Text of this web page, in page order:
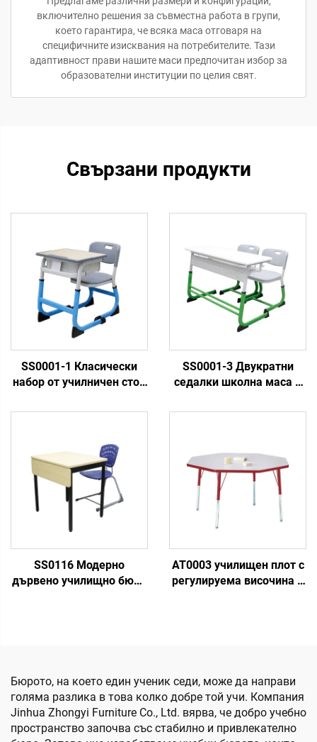
включително решения за съвместна работа в групи,
което гарантира, че всяка маса отговаря на
специфичните изисквания на потребителите. Тази
адаптивност прави нашите маси предпочитан избор за
образователни институции по целия свят.
Свързани продукти
SS0001-1 Класически
набор от училничен стол
SS0001-3 Двукратни
седалки школна маса и
SS0116 Модерно
дървено училищно бюро
AT0003 училищен плот с
регулируема височина и
Бюрото, на което един ученик седи, може да направи
голяма разлика в това колко добре той учи. Компания
Jinhua Zhongyi Furniture Co., Ltd. вярва, че добро учебно
пространство започва със стабилно и привлекателно